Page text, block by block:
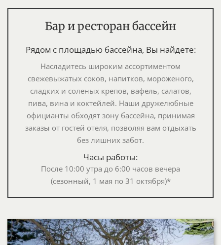
Бар и ресторан бассейн
Рядом с площадью бассейна, Вы найдете:
Насладитесь широким ассортиментом
свежевыжатых соков, напитков, мороженого,
сладких и соленых крепов, вафель, салатов,
пива, вина и коктейлей. Наши дружелюбные
официанты обходят зону бассейна, принимая
заказы от гостей отеля, позволяя вам отдыхать
без лишних забот.
Часы работы:
После 10:00 утра до 6:00 часов вечера
(сезонный, 1 мая по 31 октября)*